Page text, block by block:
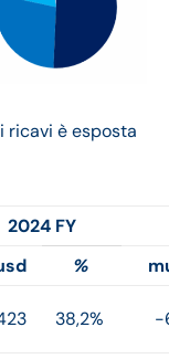
ricavi è esposta
2024 FY
%
38,2% -